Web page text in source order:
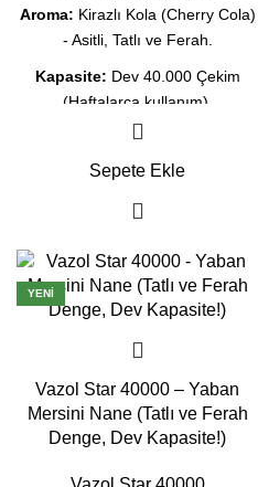
Aroma: Kirazlı Kola (Cherry Cola)
- Asitli, Tatlı ve Ferah.
Kapasite: Dev 40.000 Çekim
(Haftalarca kullanım).
Likit ve Şarj göstergeli
akıllı dijital ekran.
Dual Mesh Coil ile
Şarj:Type-C Hızlı Şarj desteği.
Durum:
Orijinal Kapalı Kutu, Aynı
Gün Kargo İmkanı.
Sepete Ekle
-6%
YENI
Vazol Star 40000 – Yaban
Mersini Nane (Tatlı ve Ferah
Denge, Dev Kapasite!)